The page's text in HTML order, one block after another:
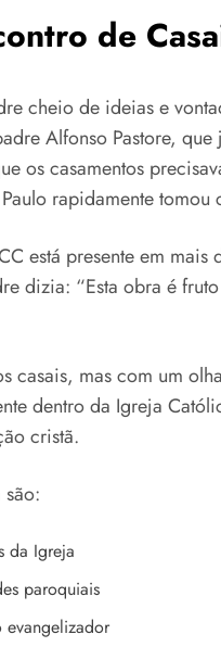
de
cheio de ideias e
Alfonso Pastore,
os casamentos
rapidamente tomou
está presente em
dizia: “Esta obra é
mas com um
dentro da Igreja
cristã.
são:
da Igreja
paroquiais
evangelizador